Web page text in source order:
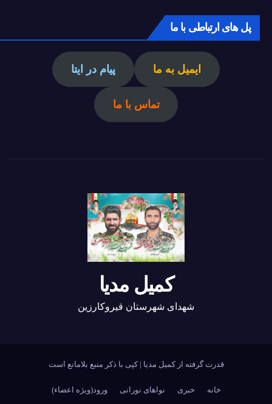
پل های ارتباطی با ما
ایمیل به ما پیام در ایتا
تماس با ما
کمیل مدیا
شهدای شهرستان قیروکارزین
قدرت گرفته از کمیل مدیا |کپی با ذکر منبع بلامانع است
خانه خبری نواهای نورانی ورود(ویژه اعضاء)